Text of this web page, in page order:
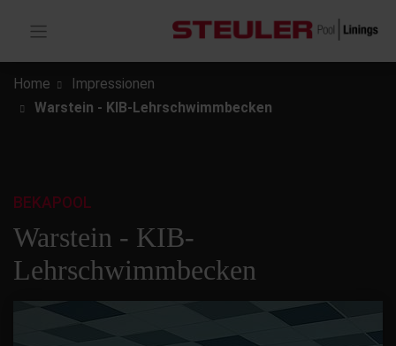
Home
Impressionen
Warstein - KIB-Lehrschwimmbecken
Warstein - KIB-
Lehrschwimmbecken
BEKAPOOL